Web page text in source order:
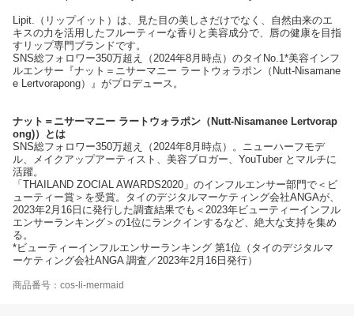
Lipit.（リップイット）は、見た目の美しさだけでなく、自然由来のエ
キスの力を活用したフルーティーな香りと美容成分で、唇の健康を目指
すリップ専門ブランドです。
SNS総フォロワー350万超え（2024年8月時点）のタイNo.1*美容インフ
ルエンサー『ナット＝ニサーマニー ラートウォラポン（Nutt-Nisamane
e Lertvorapong）​』がプロデュース。
ナット＝ニサーマニー ラートウォラポン（Nutt-Nisamanee Lertvorap
ong)​）とは
SNS総フォロワー350万超え（2024年8月時点）。ニューハーフモデ
ル、メイクアップアーティスト、美容ブロガー、YouTuber ​とマルチに
活躍。
「THAILAND ZOCIAL AWARDS2020」のインフルエンサー部門で＜ビ
ューティー賞＞を受賞​​。タイのデジタルマーケティング会社ANGAが、
2023年2月16日に発行した調査結果でも＜2023年ビューティーインフル
エンサーランキング＞の1位にランクイン​するなど、絶大な支持を集め
る。
*ビューティーインフルエンサーランキング 第1位（タイのデジタルマ
ーケティング会社ANGA 調査／2023年2月16日発行）
商品番号：cos-li-mermaid